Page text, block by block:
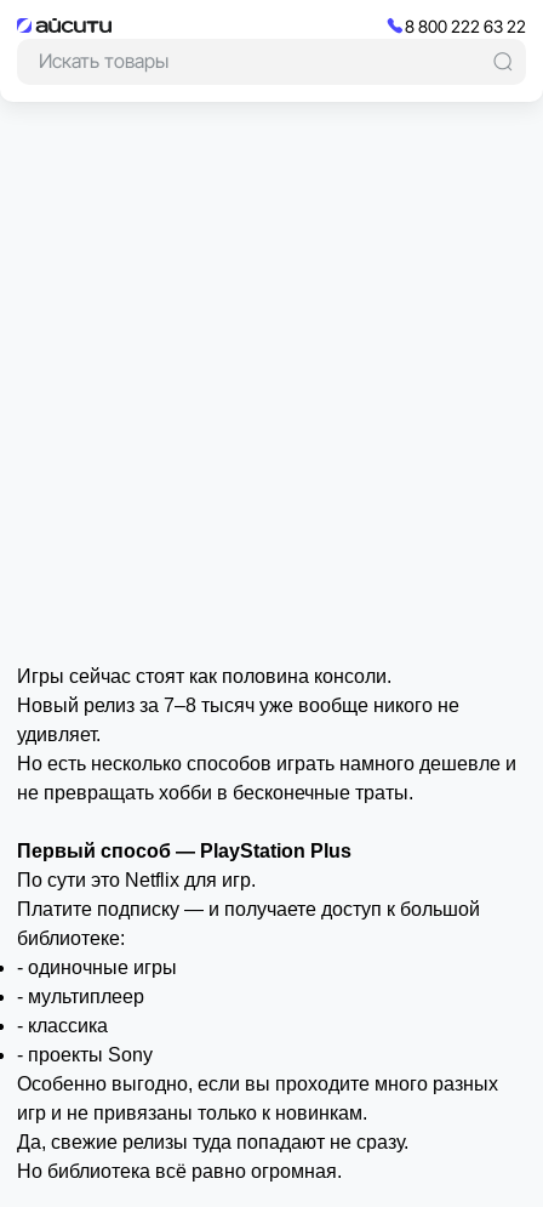
8 800 222 63 22
Игры сейчас стоят как половина консоли.
Новый релиз за 7–8 тысяч уже вообще никого не
удивляет.
Но есть несколько способов играть намного дешевле и
не превращать хобби в бесконечные траты.
Первый способ — PlayStation Plus
По сути это Netflix для игр.
Платите подписку — и получаете доступ к большой
библиотеке:
- одиночные игры
- мультиплеер
- классика
- проекты Sony
Особенно выгодно, если вы проходите много разных
игр и не привязаны только к новинкам.
Да, свежие релизы туда попадают не сразу.
Но библиотека всё равно огромная.